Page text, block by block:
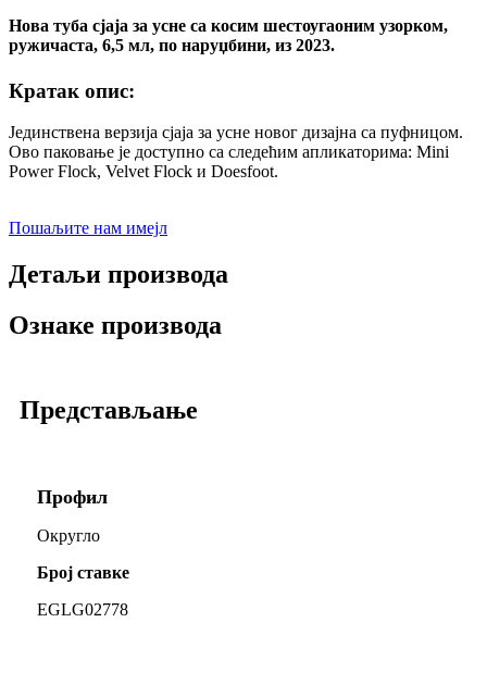
Нова туба сјаја за усне са косим шестоугаоним узорком,
ружичаста, 6,5 мл, по наруџбини, из 2023.
Кратак опис:
Јединствена верзија сјаја за усне новог дизајна са пуфницом.
Ово паковање је доступно са следећим апликаторима: Mini
Power Flock, Velvet Flock и Doesfoot.
Пошаљите нам имејл
Детаљи производа
Ознаке производа
Представљање
Профил
Округло
Број ставке
EGLG02778